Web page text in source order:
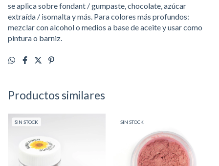
se aplica sobre fondant / gumpaste, chocolate, azúcar
extraída / isomalta y más. Para colores más profundos:
mezclar con alcohol o medios a base de aceite y usar como
pintura o barniz.
Productos similares
SIN STOCK SIN STOCK